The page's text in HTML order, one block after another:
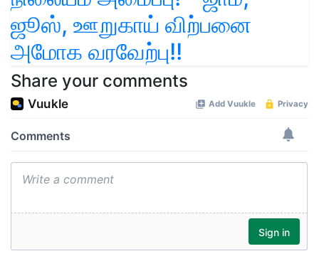
ஜூஸ், ஊறுகாய் விற்பனை
அமோக வரவேற்பு!!
Share your comments